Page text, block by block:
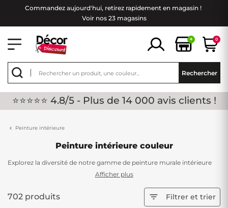
Commandez aujourd'hui, retirez rapidement en magasin !
Voir nos 23 magasins
+ 0
Rechercher
⭐⭐⭐⭐⭐ 4.8/5 - Plus de 14 000 avis clients !
Peinture intérieure
Peinture intérieure couleur
Explorez la diversité de notre gamme de peinture murale intérieure
chez Décor Discount, offrant une palette riche en couleurs éclatantes.
peinture gris, de rose, de bleu, de vert et bien d'autres. Chez nous,
vous avez le pouvoir de personnaliser votre intérieur en choisissant
Afficher plus
702 produits  Filtrer et trier